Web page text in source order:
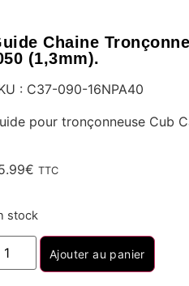
Chaine
(1,3mm).
: C37-090-16NPA40
pour tronçonneuse Cub
€ TTC
stock
Ajouter au panier